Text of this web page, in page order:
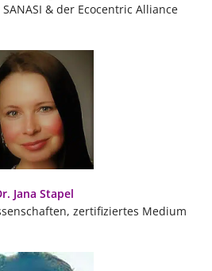
& der Ecocentric Alliance
Jana Stapel
zertifiziertes Medium